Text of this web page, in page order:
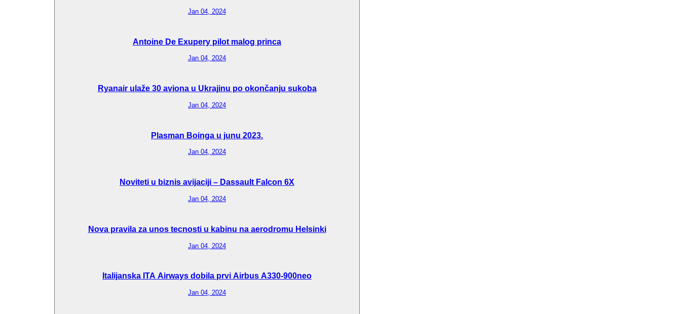
Jan 04, 2024
Antoine De Exupery pilot malog princa
Jan 04, 2024
Ryanair ulaže 30 aviona u Ukrajinu po okončanju sukoba
Jan 04, 2024
Plasman Boinga u junu 2023.
Jan 04, 2024
Noviteti u biznis avijaciji – Dassault Falcon 6X
Jan 04, 2024
Nova pravila za unos tecnosti u kabinu na aerodromu Helsinki
Jan 04, 2024
Italijanska ITA Airways dobila prvi Airbus A330-900neo
Jan 04, 2024